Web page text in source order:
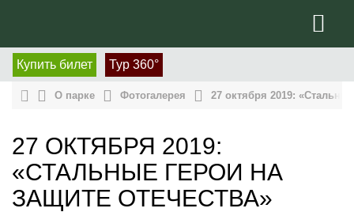
Купить билет Тур 360°
О парке Фотогалерея 27 октября 2019:
27 ОКТЯБРЯ 2019:
«СТАЛЬНЫЕ ГЕРОИ НА
ЗАЩИТЕ ОТЕЧЕСТВА»